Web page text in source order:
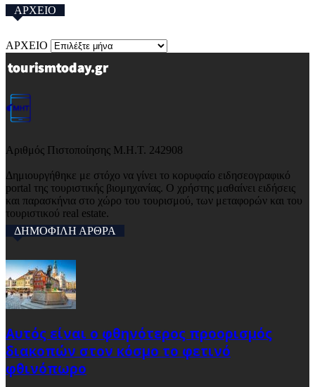
ΑΡΧΕΙΟ
ΑΡΧΕΙΟ
Αριθμός Πιστοποίησης Μ.Η.Τ. 242908
Δημιουργήθηκε με στόχο να γίνει το κορυφαίο ειδησεογραφικό
portal της τουριστικής βιομηχανίας. Ο χρήστης μαθαίνει ειδήσεις
και παρασκήνια στο χώρο του τουρισμού, των μεταφορών και του
τουριστικού real estate.
ΔΗΜΟΦΙΛΗ ΑΡΘΡΑ
Αυτός είναι ο φθηνότερος προορισμός
διακοπών στον κόσμο το φετινό
φθινόπωρο